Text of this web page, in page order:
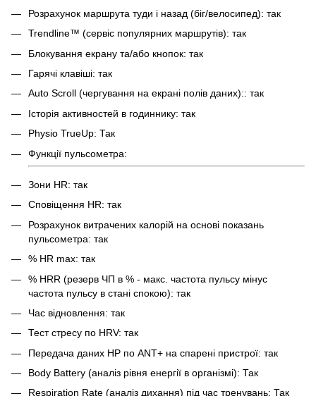
Розрахунок маршрута туди і назад (біг/велосипед): так
Trendline™ (сервіс популярних маршрутів): так
Блокування екрану та/або кнопок: так
Гарячі клавіші: так
Auto Scroll (чергування на екрані полів даних):: так
Історія активностей в годиннику: так
Physio TrueUp: Так
Функції пульсометра:
Зони HR: так
Сповіщення HR: так
Розрахунок витрачених калорій на основі показань
пульсометра: так
% HR max: так
% HRR (резерв ЧП в % - макс. частота пульсу мінус
частота пульсу в стані спокою): так
Час відновлення: так
Тест стресу по HRV: так
Передача даних HP по ANT+ на спарені пристрої: так
Body Battery (аналіз рівня енергії в організмі): Так
Respiration Rate (аналіз дихання) під час тренувань: Так